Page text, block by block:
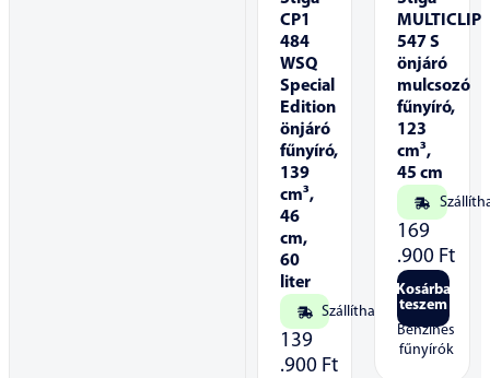
CP1
484
WSQ
Special
Edition
önjáró
fűnyíró,
139
cm³,
46
cm,
60
liter
Szállítható
139
.900 Ft
MULTICLIP
547 S
önjáró
mulcsozó
fűnyíró,
123
cm³,
45 cm
169
.900 Ft
Kosárba
teszem
Benzines
fűnyírók